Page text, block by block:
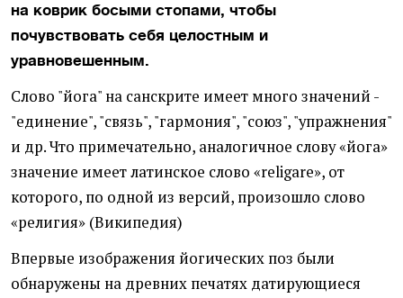
на коврик босыми стопами, чтобы
почувствовать себя целостным и
уравновешенным.
Слово "йога" на санскрите имеет много значений -
"единение", "связь", "гармония", "союз", "упражнения"
и др. Что примечательно, аналогичное слову «йога»
значение имеет латинское слово «religare», от
которого, по одной из версий, произошло слово
«религия» (Википедия)
Впервые изображения йогических поз были
обнаружены на древних печатях датирующиеся